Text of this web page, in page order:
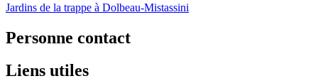
Jardins de la trappe à Dolbeau-Mistassini
Personne contact
Liens utiles